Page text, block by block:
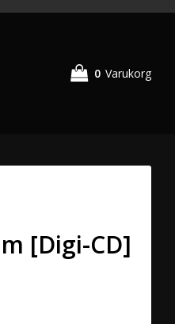
0 Varukorg
[Digi-CD]